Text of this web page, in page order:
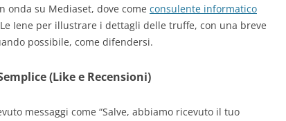
onda su Mediaset, dove come consulente informatico
Iene per illustrare i dettagli delle truffe, con una breve
possibile, come difendersi.
(Like e Recensioni)
messaggi come “Salve, abbiamo ricevuto il tuo